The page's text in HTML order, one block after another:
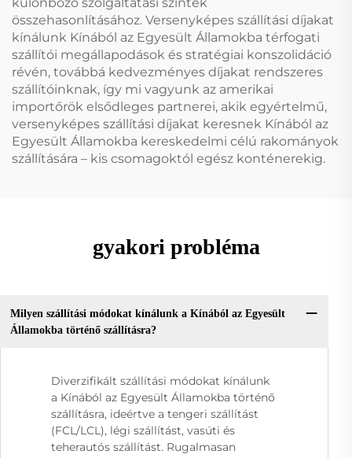
különböző szolgáltatási szintek
összehasonlításához. Versenyképes szállítási díjakat
kínálunk Kínából az Egyesült Államokba térfogati
szállítói megállapodások és stratégiai konszolidáció
révén, továbbá kedvezményes díjakat rendszeres
szállítóinknak, így mi vagyunk az amerikai
importőrök elsődleges partnerei, akik egyértelmű,
versenyképes szállítási díjakat keresnek Kínából az
Egyesült Államokba kereskedelmi célú rakományok
szállítására – kis csomagoktól egész konténerekig.
gyakori probléma
Milyen szállítási módokat kínálunk a Kínából az Egyesült
Államokba történő szállításra?
Diverzifikált szállítási módokat kínálunk
a Kínából az Egyesült Államokba történő
szállításra, ideértve a tengeri szállítást
(FCL/LCL), légi szállítást, vasúti és
teherautós szállítást. Rugalmasan